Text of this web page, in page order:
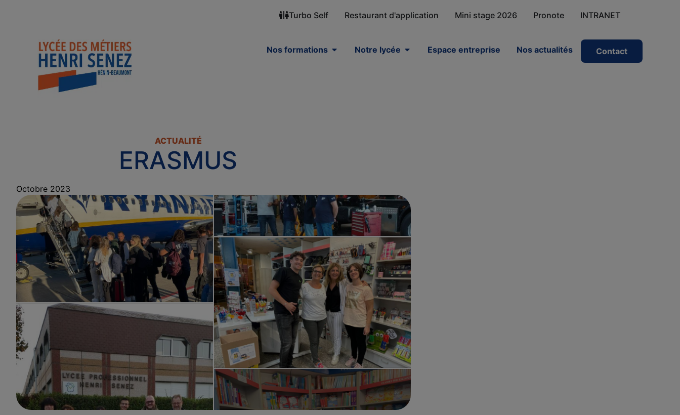
Turbo Self Restaurant d'application Mini stage 2026 Pronote INTRANET
Nos formations Notre lycée Espace entreprise Nos actualités Contact
ACTUALITÉ
ERASMUS
Octobre 2023